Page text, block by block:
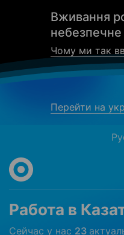
Вживання
небезпечне
Чому ми так
Перейти на
Работа в
Сейчас у нас 23